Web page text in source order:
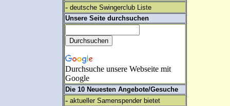
- deutsche Swingerclub Liste
Unsere Seite durchsuchen
Durchsuche unsere Webseite mit
Google
Die 10 Neuesten Angebote/Gesuche
- aktueller Samenspender bietet